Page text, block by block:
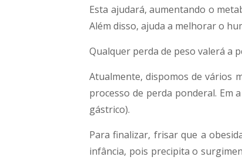
Esta ajudará, aumentando o
Além disso, ajuda a melhorar o
Qualquer perda de peso valerá a
Atualmente, dispomos de vários
processo de perda ponderal. Em
gástrico).
Para finalizar, frisar que a
infância, pois precipita o